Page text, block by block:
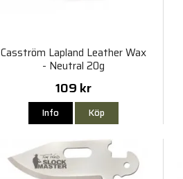
Casström Lapland Leather Wax
- Neutral 20g
109 kr
Info Köp